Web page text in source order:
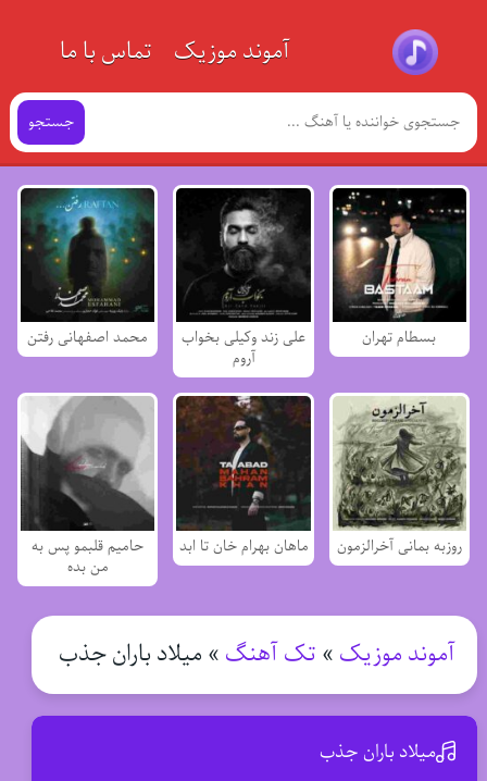
آموند موزیک تماس با ما
جستجو
بسطام تهران
علی زند وکیلی بخواب
آروم
محمد اصفهانی رفتن
روزبه بمانی آخرالزمون ماهان بهرام خان تا ابد
حامیم قلبمو پس به
من بده
آموند موزیک » تک آهنگ » میلاد باران جذب
میلاد باران جذب